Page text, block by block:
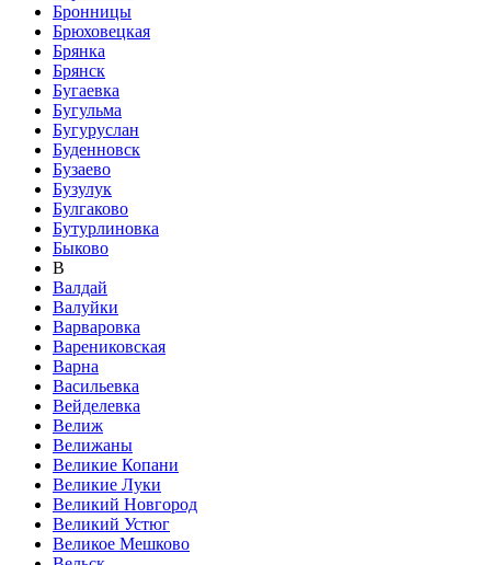
Бронницы
Брюховецкая
Брянка
Брянск
Бугаевка
Бугульма
Бугуруслан
Буденновск
Бузаево
Бузулук
Булгаково
Бутурлиновка
Быково
В
Валдай
Валуйки
Варваровка
Варениковская
Варна
Васильевка
Вейделевка
Велиж
Велижаны
Великие Копани
Великие Луки
Великий Новгород
Великий Устюг
Великое Мешково